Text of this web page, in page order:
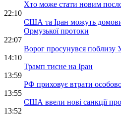
Хто може стати новим
22:10
США та Іран можуть
Ормузької протоки
22:07
Ворог просунувся поблизу
14:10
Трамп тисне на Іран
13:59
РФ приховує втрати
13:55
США ввели нові санкції
13:52